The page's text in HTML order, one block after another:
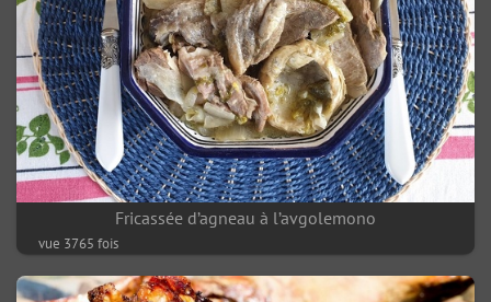
Fricassée d’agneau à l’avgolemono
vue 3765 fois